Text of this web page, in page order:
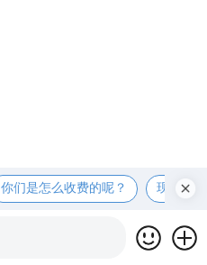
你们是怎么收费的呢？ 现在有